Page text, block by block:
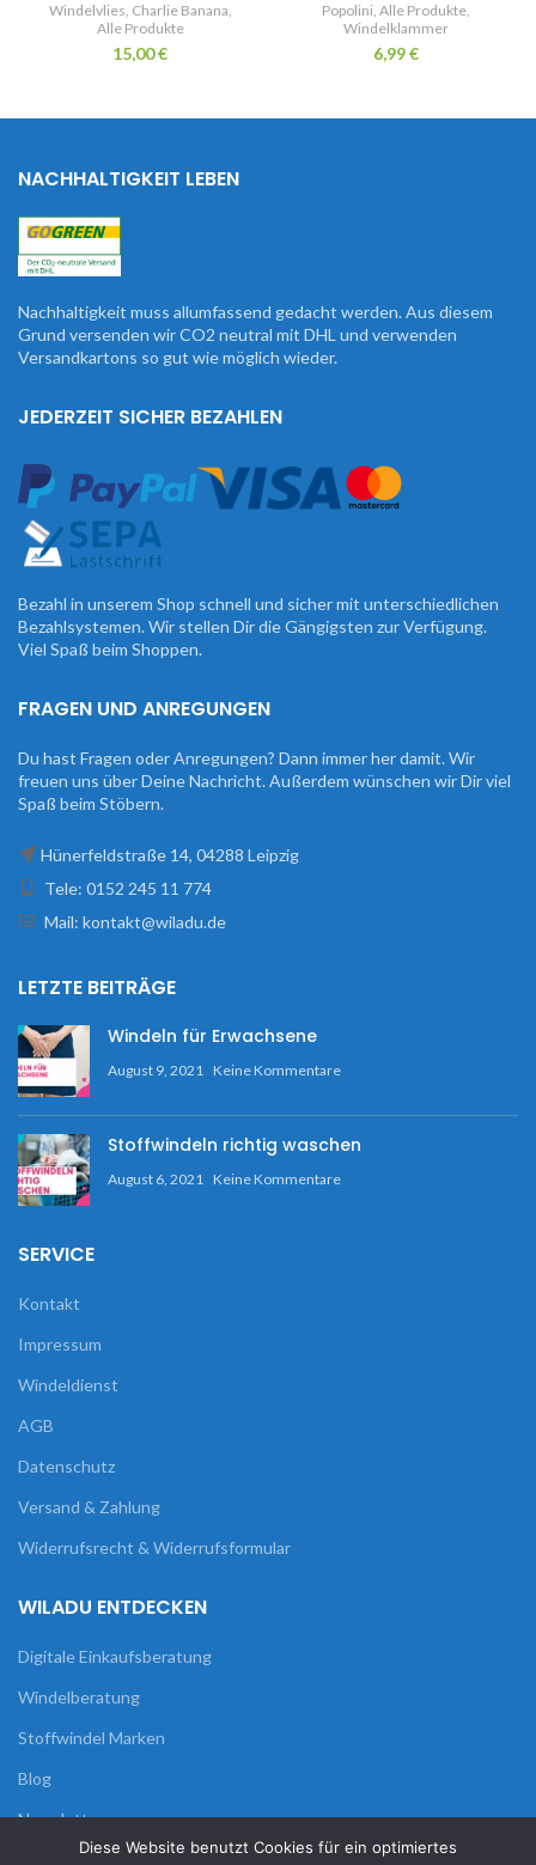
Windelvlies, Charlie Banana,
Alle Produkte
15,00€
Popolini, Alle Produkte,
Windelklammer
6,99€
NACHHALTIGKEIT LEBEN
Nachhaltigkeit muss allumfassend gedacht werden. Aus diesem
Grund versenden wir CO2 neutral mit DHL und verwenden
Versandkartons so gut wie möglich wieder.
JEDERZEIT SICHER BEZAHLEN
Bezahl in unserem Shop schnell und sicher mit unterschiedlichen
Bezahlsystemen. Wir stellen Dir die Gängigsten zur Verfügung.
Viel Spaß beim Shoppen.
FRAGEN UND ANREGUNGEN
Du hast Fragen oder Anregungen? Dann immer her damit. Wir
freuen uns über Deine Nachricht. Außerdem wünschen wir Dir viel
Spaß beim Stöbern.
Hünerfeldstraße 14, 04288 Leipzig
Tele: 0152 245 11 774
Mail: kontakt@wiladu.de
LETZTE BEITRÄGE
Windeln für Erwachsene
August 9, 2021 Keine Kommentare
Stoffwindeln richtig waschen
August 6, 2021 Keine Kommentare
SERVICE
Kontakt
Impressum
Windeldienst
AGB
Datenschutz
Versand & Zahlung
Widerrufsrecht & Widerrufsformular
WILADU ENTDECKEN
Digitale Einkaufsberatung
Windelberatung
Stoffwindel Marken
Blog
Newsletter
Diese Website benutzt Cookies für ein optimiertes